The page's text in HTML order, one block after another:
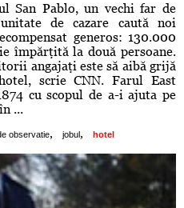
San Pablo, un vechi far de
de cazare caută noi
generos: 130.000
împărţită la două persoane.
angajaţi este să aibă grijă
scrie CNN. Farul East
cu scopul de a-i ajuta pe
...
observatie, jobul , hotel